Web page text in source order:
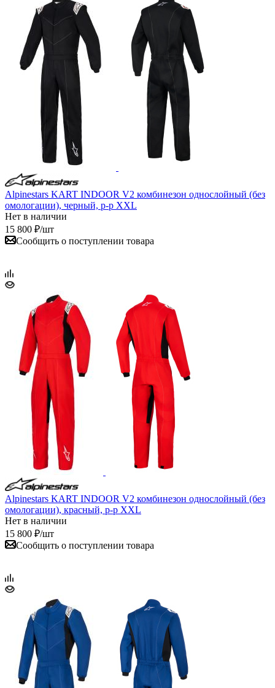
Alpinestars KART INDOOR V2 комбинезон однослойный (без
омологации), черный, р-р XXL
Нет в наличии
15 800 ₽/шт
Сообщить о поступлении товара
Alpinestars KART INDOOR V2 комбинезон однослойный (без
омологации), красный, р-р XXL
Нет в наличии
15 800 ₽/шт
Сообщить о поступлении товара